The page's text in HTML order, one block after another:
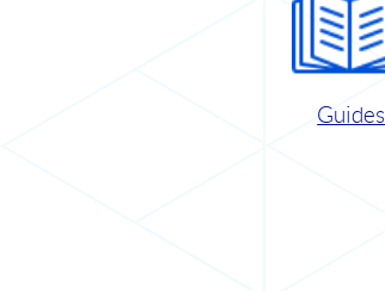
Guides